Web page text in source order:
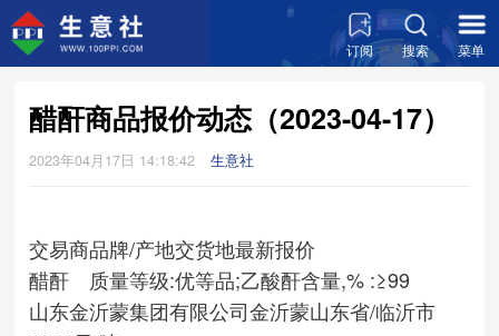
订阅 搜索 菜单
醋酐商品报价动态（2023-04-17）
2023年04月17日 14:18:42 生意社
交易商品牌/产地交货地最新报价
醋酐 质量等级:优等品;乙酸酐含量,% :≥99
山东金沂蒙集团有限公司金沂蒙山东省/临沂市